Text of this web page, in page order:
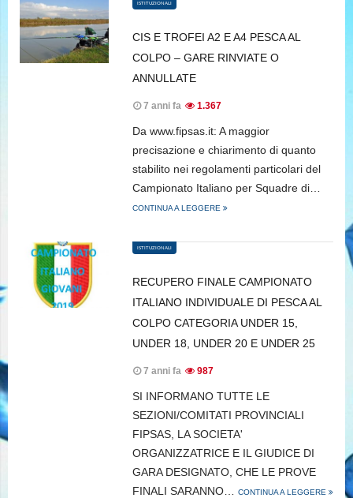
ISTITUZIONALI
CIS E TROFEI A2 E A4 PESCA AL
COLPO – GARE RINVIATE O
ANNULLATE
7 anni fa 1.367
Da www.fipsas.it: A maggior
precisazione e chiarimento di quanto
stabilito nei regolamenti particolari del
Campionato Italiano per Squadre di…
CONTINUA A LEGGERE
ISTITUZIONALI
RECUPERO FINALE CAMPIONATO
ITALIANO INDIVIDUALE DI PESCA AL
COLPO CATEGORIA UNDER 15,
UNDER 18, UNDER 20 E UNDER 25
7 anni fa 987
SI INFORMANO TUTTE LE
SEZIONI/COMITATI PROVINCIALI
FIPSAS, LA SOCIETA'
ORGANIZZATRICE E IL GIUDICE DI
GARA DESIGNATO, CHE LE PROVE
FINALI SARANNO…
CONTINUA A LEGGERE